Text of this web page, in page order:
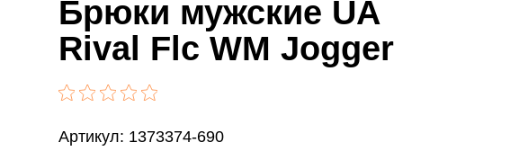
Брюки мужские UA
Rival Flc WM Jogger
Артикул: 1373374-690